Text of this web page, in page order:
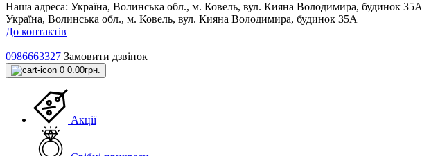
Наша адреса: Україна, Волинська обл., м. Ковель, вул. Кияна Володимира, будинок 35А
Україна, Волинська обл., м. Ковель, вул. Кияна Володимира, будинок 35А
До контактів
0986663327 Замовити дзвінок
0 0.00грн.
Акції